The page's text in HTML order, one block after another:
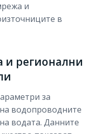
и
в
и регионални
за
водопроводните
водата. Данните